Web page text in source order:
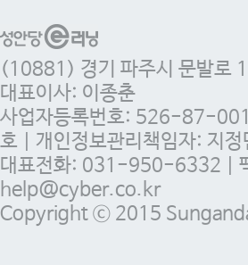
(10881) 경기 파주시 문발로
대표이사: 이종춘
사업자등록번호: 526-87-
호 | 개인정보관리책임자: 지정
대표전화: 031-950-6332 |
help@cyber.co.kr
Copyright ⓒ 2015